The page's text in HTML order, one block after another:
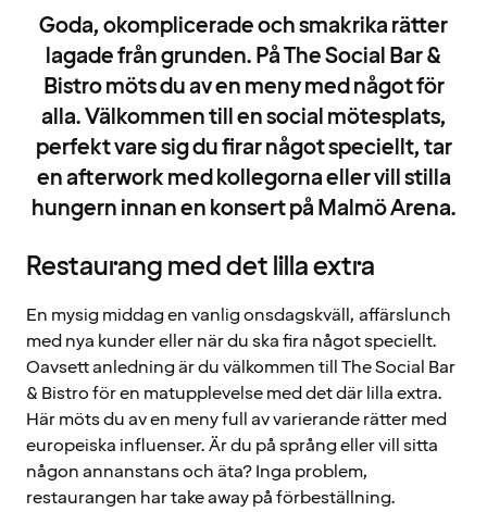
Goda, okomplicerade och smakrika rätter
lagade från grunden. På The Social Bar &
Bistro möts du av en meny med något för
alla. Välkommen till en social mötesplats,
perfekt vare sig du firar något speciellt, tar
en afterwork med kollegorna eller vill stilla
hungern innan en konsert på Malmö Arena.
Restaurang med det lilla extra
En mysig middag en vanlig onsdagskväll, affärslunch
med nya kunder eller när du ska fira något speciellt.
Oavsett anledning är du välkommen till The Social Bar
& Bistro för en matupplevelse med det där lilla extra.
Här möts du av en meny full av varierande rätter med
europeiska influenser. Är du på språng eller vill sitta
någon annanstans och äta? Inga problem,
restaurangen har take away på förbeställning.